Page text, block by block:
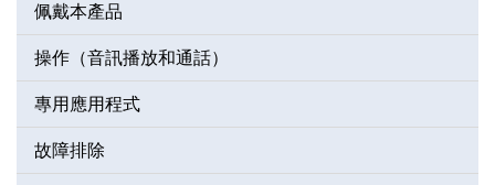
佩戴本產品
操作（音訊播放和通話）
專用應用程式
故障排除